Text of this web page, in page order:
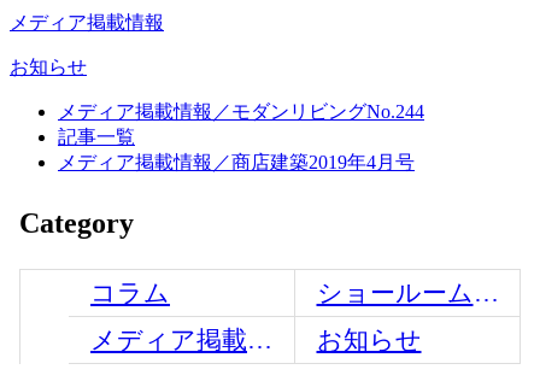
メディア掲載情報
お知らせ
メディア掲載情報／モダンリビングNo.244
記事一覧
メディア掲載情報／商店建築2019年4月号
Category
コラム
ショールームからのお知らせ
メディア掲載情報
お知らせ